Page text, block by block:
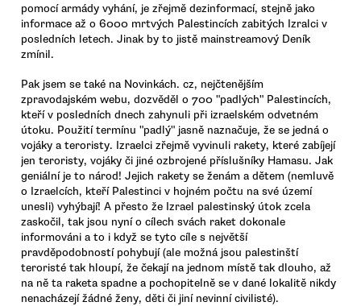
pomocí armády vyhání, je zřejmě dezinformací, stejně jako
informace až o 6000 mrtvých Palestincích zabitých Izralci v
posledních letech. Jinak by to jistě mainstreamový Deník
zmínil.
Pak jsem se také na Novinkách. cz, nejčtenějším
zpravodajském webu, dozvěděl o 700 "padlých" Palestincích,
kteří v posledních dnech zahynuli při izraelském odvetném
útoku. Použití termínu "padlý" jasně naznačuje, že se jedná o
vojáky a teroristy. Izraelci zřejmě vyvinuli rakety, které zabíjejí
jen teroristy, vojáky či jiné ozbrojené příslušníky Hamasu. Jak
geniální je to národ! Jejich rakety se ženám a dětem (nemluvě
o Izraelcích, kteří Palestinci v hojném počtu na své území
unesli) vyhýbají! A přesto že Izrael palestinský útok zcela
zaskočil, tak jsou nyní o cílech svách raket dokonale
informováni a to i když se tyto cíle s největší
pravděpodobností pohybují (ale možná jsou palestinští
teroristé tak hloupí, že čekají na jednom místě tak dlouho, až
na ně ta raketa spadne a pochopitelně se v dané lokalitě nikdy
nenacházejí žádné ženy, děti či jiní nevinní civilisté).